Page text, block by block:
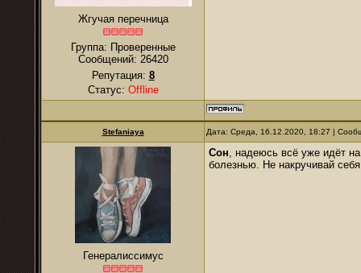
Жгучая перечница
Группа: Проверенные
Сообщений: 26420
Репутация: 8
Статус: Offline
Stefaniaya Дата: Среда, 16.12.2020, 18:27 |
Генералиссимус
Сон, надеюсь всё уже идёт
болезнью. Не накручивай